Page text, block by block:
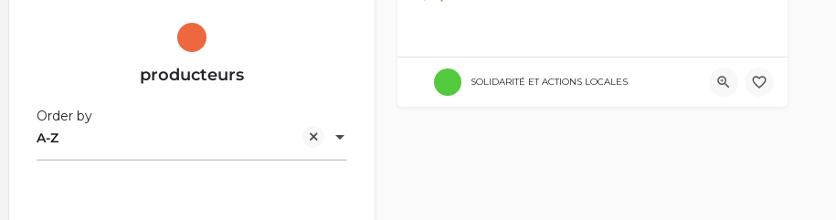
producteurs
A-Z
Order by
SOLIDARITÉ ET ACTIONS LOCALES